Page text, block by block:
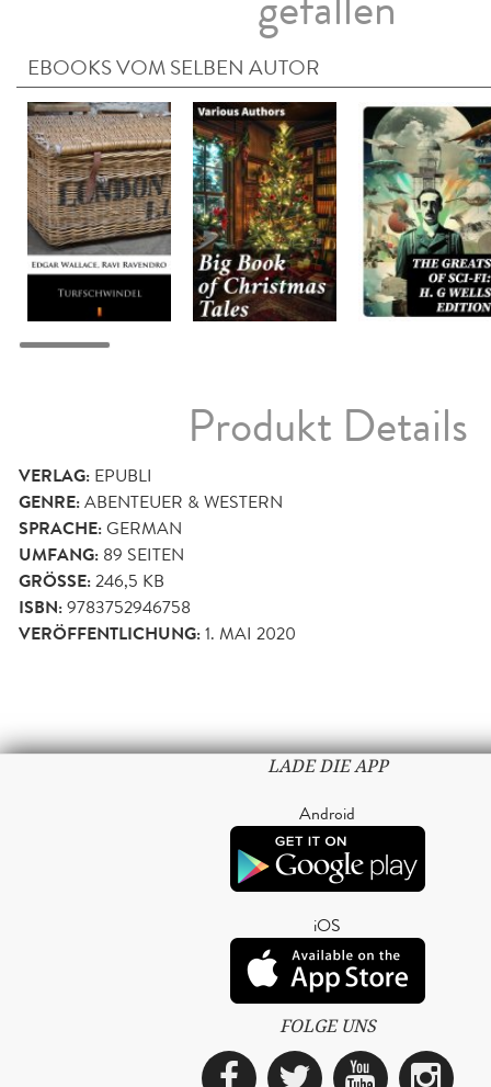
EBOOKS VOM SELBEN AUTOR
Produkt Details
VERLAG: EPUBLI
GENRE:ABENTEUER & WESTERN
SPRACHE:GERMAN
UMFANG: 89 SEITEN
GRÖSSE: 246,5 KB
ISBN:9783752946758
VERÖFFENTLICHUNG:1. MAI 2020
LADE DIE APP
Android
iOS
FOLGE UNS
Facebook
Twitter